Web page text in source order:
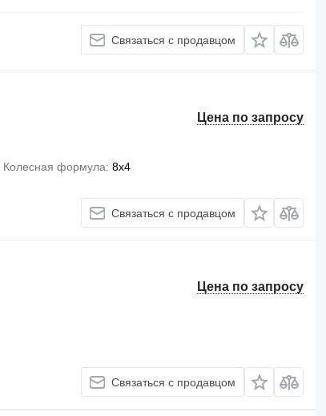
Связаться с продавцом
Цена по запросу
Колесная формула 8x4
Связаться с продавцом
Цена по запросу
Связаться с продавцом